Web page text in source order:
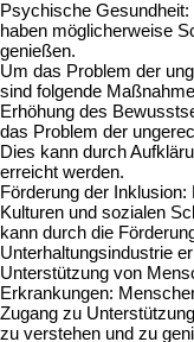
Psychische
haben möglicherweise
genießen.
Um das Problem der
sind folgende
Erhöhung des
das Problem der
Dies kann durch
erreicht werden.
Förderung der
Kulturen und sozialen
kann durch die
Unterhaltungsindustrie
Unterstützung von
Erkrankungen:
Zugang zu
zu verstehen und zu